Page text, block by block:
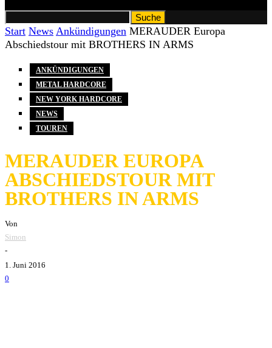
Start News Ankündigungen MERAUDER Europa
Abschiedstour mit BROTHERS IN ARMS
ANKÜNDIGUNGEN
METAL HARDCORE
NEW YORK HARDCORE
NEWS
TOUREN
MERAUDER EUROPA
ABSCHIEDSTOUR MIT
BROTHERS IN ARMS
Von
Simon
-
1. Juni 2016
0